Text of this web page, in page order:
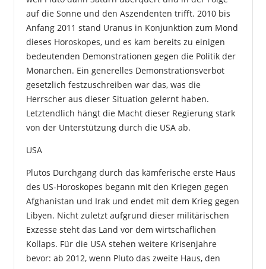
auf die Sonne und den Aszendenten trifft. 2010 bis
Anfang 2011 stand Uranus in Konjunktion zum Mond
dieses Horoskopes, und es kam bereits zu einigen
bedeutenden Demonstrationen gegen die Politik der
Monarchen. Ein generelles Demonstrationsverbot
gesetzlich festzuschreiben war das, was die
Herrscher aus dieser Situation gelernt haben.
Letztendlich hängt die Macht dieser Regierung stark
von der Unterstützung durch die USA ab.
USA
Plutos Durchgang durch das kämferische erste Haus
des US-Horoskopes begann mit den Kriegen gegen
Afghanistan und Irak und endet mit dem Krieg gegen
Libyen. Nicht zuletzt aufgrund dieser militärischen
Exzesse steht das Land vor dem wirtschaflichen
Kollaps. Für die USA stehen weitere Krisenjahre
bevor: ab 2012, wenn Pluto das zweite Haus, den